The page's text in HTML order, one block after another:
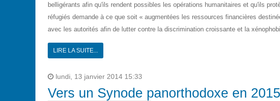
belligérants afin qu'ils rendent possibles les opérations humanitaires et qu'ils
réfugiés demande à ce que soit « augmentées les ressources financières
avec les autorités afin de lutter contre la discrimination croissante et la
LIRE LA SUITE...
lundi, 13 janvier 2014 15:33
Vers un Synode panorthodoxe en 2015